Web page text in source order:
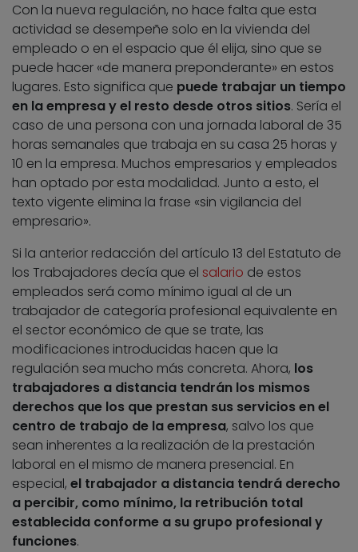
Con la nueva regulación, no hace falta que esta
actividad se desempeñe solo en la vivienda del
empleado o en el espacio que él elija, sino que se
puede hacer «de manera preponderante» en estos
lugares. Esto significa que puede trabajar un tiempo
en la empresa y el resto desde otros sitios. Sería el
caso de una persona con una jornada laboral de 35
horas semanales que trabaja en su casa 25 horas y
10 en la empresa. Muchos empresarios y empleados
han optado por esta modalidad. Junto a esto, el
texto vigente elimina la frase «sin vigilancia del
empresario».
Si la anterior redacción del artículo 13 del Estatuto de
los Trabajadores decía que el salario de estos
empleados será como mínimo igual al de un
trabajador de categoría profesional equivalente en
el sector económico de que se trate, las
modificaciones introducidas hacen que la
regulación sea mucho más concreta. Ahora, los
trabajadores a distancia tendrán los mismos
derechos que los que prestan sus servicios en el
centro de trabajo de la empresa, salvo los que
sean inherentes a la realización de la prestación
laboral en el mismo de manera presencial. En
especial, el trabajador a distancia tendrá derecho
a percibir, como mínimo, la retribución total
establecida conforme a su grupo profesional y
funciones.